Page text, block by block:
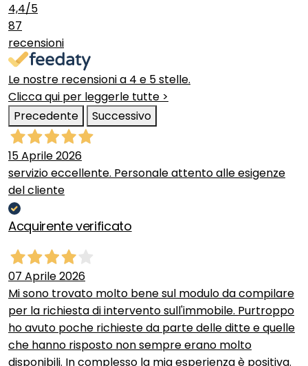
4,4/5
87
recensioni
Le nostre recensioni a 4 e 5 stelle.
Clicca qui per leggerle tutte >
Precedente
Successivo
15 Aprile 2026
servizio eccellente. Personale attento alle esigenze
del cliente
Acquirente verificato
07 Aprile 2026
Mi sono trovato molto bene sul modulo da compilare
per la richiesta di intervento sull'immobile. Purtroppo
ho avuto poche richieste da parte delle ditte e quelle
che hanno risposto non sempre erano molto
disponibili. In complesso la mia esperienza è positiva.